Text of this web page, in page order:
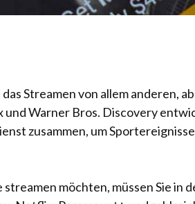
Streamen von allem anderen,
und Warner Bros. Discovery
zusammen, um
möchten, müssen Sie in